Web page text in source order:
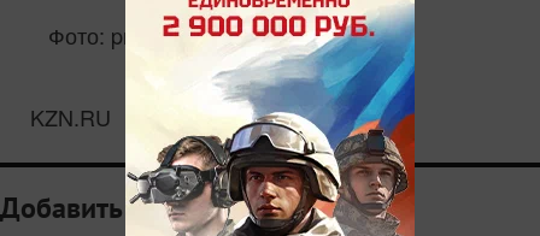
Фото: president.tatarstan.ru
KZN.RU
Добавить комментарий